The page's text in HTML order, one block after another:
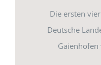
Die ersten
Deutsche
Gaienhofen